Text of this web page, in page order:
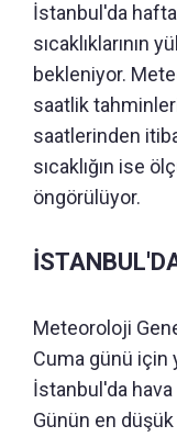
İstanbul'da
sıcaklıklarının
bekleniyor.
saatlik
saatlerinden
sıcaklığın ise
öngörülüyor.
Meteoroloji
Cuma günü için
İstanbul'da
Günün en düşük